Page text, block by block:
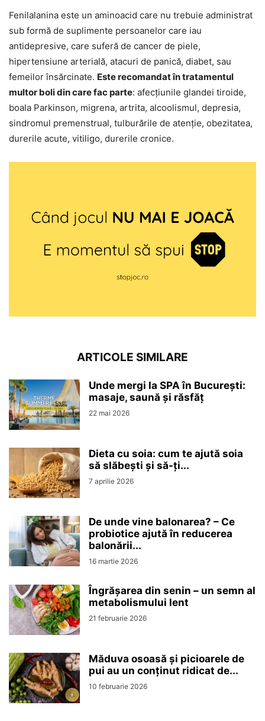
Fenilalanina este un aminoacid care nu trebuie administrat
sub formă de suplimente persoanelor care iau
antidepresive, care suferă de cancer de piele,
hipertensiune arterială, atacuri de panică, diabet, sau
femeilor însărcinate. Este recomandat în tratamentul
multor boli din care fac parte: afecțiunile glandei tiroide,
boala Parkinson, migrena, artrita, alcoolismul, depresia,
sindromul premenstrual, tulburările de atenție, obezitatea,
durerile acute, vitiligo, durerile cronice.
ARTICOLE SIMILARE
Unde mergi la SPA în București:
masaje, saună și răsfăț
22 mai 2026
Dieta cu soia: cum te ajută soia
să slăbești și să-ți...
7 aprilie 2026
De unde vine balonarea? – Ce
probiotice ajută în reducerea
balonării...
16 martie 2026
Îngrășarea din senin – un semn al
metabolismului lent
21 februarie 2026
Măduva osoasă și picioarele de
pui au un conținut ridicat de...
10 februarie 2026